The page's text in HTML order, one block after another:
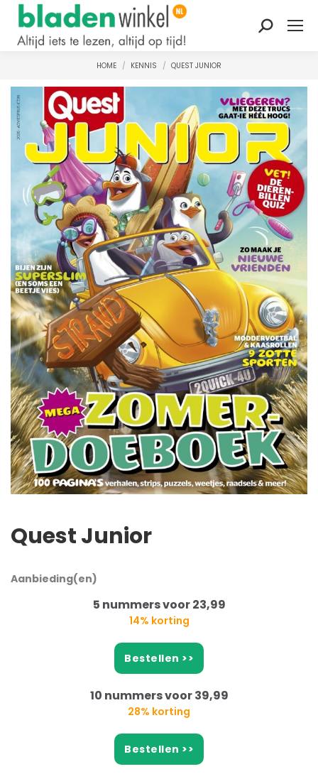
Zoeken:
Je bent hier:
HOME KENNIS QUEST JUNIOR
Quest Junior
Aanbieding(en)
5 nummers voor 23,99
14% korting
Bestellen >>
10 nummers voor 39,99
28% korting
Bestellen >>